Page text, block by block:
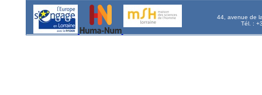
44, avenue de
Tél. :